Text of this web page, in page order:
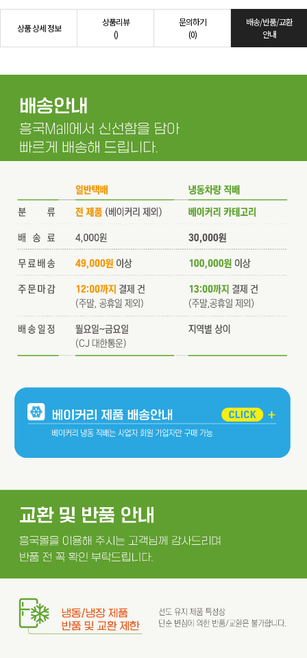
상품 상세 정보
상품리뷰
()
문의하기
(0)
배송/반품/교환
안내